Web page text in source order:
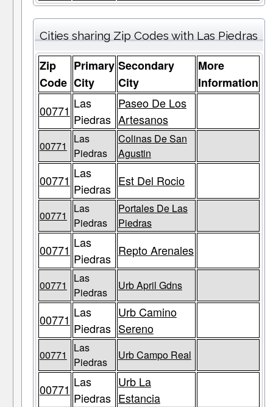
Cities sharing Zip Codes with Las Piedras
Zip
Code
Primary
City
Secondary
City
More
Information
00771 Las
Piedras
Paseo De Los
Artesanos
00771
Las
Piedras
Colinas De San
Agustin
00771 Las
Piedras
Est Del Rocio
00771
Las
Piedras
Portales De Las
Piedras
00771 Las
Piedras
Repto Arenales
00771
Las
Piedras
Urb April Gdns
00771 Las
Piedras
Urb Camino
Sereno
00771
Las
Piedras
Urb Campo Real
00771 Las
Piedras
Urb La
Estancia